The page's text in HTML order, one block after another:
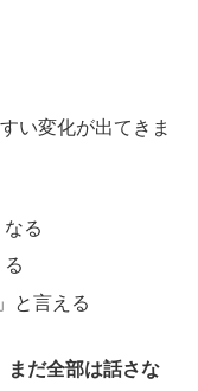
い変化が出てきま
る
と言える
まだ全部は話さな